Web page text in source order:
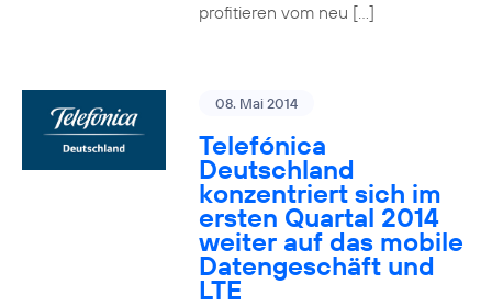
profitieren vom neu […]
08. Mai 2014
Telefónica
Deutschland
konzentriert sich im
ersten Quartal 2014
weiter auf das mobile
Datengeschäft und
LTE